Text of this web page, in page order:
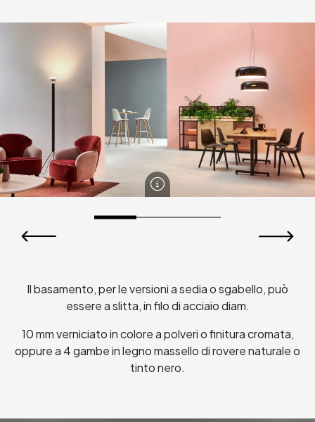
Il basamento, per le versioni a sedia o sgabello, può
essere a slitta, in filo di acciaio diam.
10 mm verniciato in colore a polveri o finitura cromata,
oppure a 4 gambe in legno massello di rovere naturale o
tinto nero.